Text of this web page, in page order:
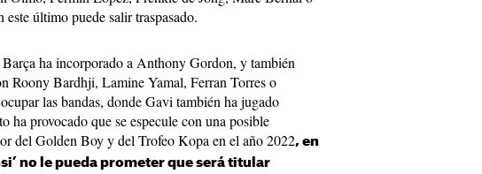
último puede salir traspasado.
ha incorporado a Anthony Gordon, y también
Roony Bardhji, Lamine Yamal, Ferran Torres o
las bandas, donde Gavi también ha jugado
ha provocado que se especule con una posible
del Golden Boy y del Trofeo Kopa en el año 2022, en
no le pueda prometer que será titular